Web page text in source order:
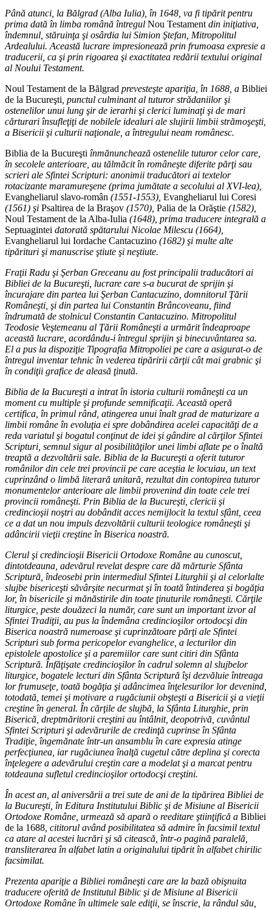
Până atunci, la Bălgrad (Alba Iulia), în 1648, va fi tipărit pentru
prima dată în limba română întregul Nou Testament din iniţiativa,
îndemnul, stăruinţa şi osârdia lui Simion Ştefan, Mitropolitul
Ardealului. Această lucrare impresionează prin frumoasa expresie a
traducerii, ca şi prin rigoarea şi exactitatea redării textului original
al Noului Testament.
Noul Testament de la Bălgrad prevesteşte apariţia, în 1688, a Bibliei
de la Bucureşti , punctul culminant al tuturor strădaniilor şi
ostenelilor unui lung şir de ierarhi şi clerici luminaţi şi de mari
cărturari însufleţiţi de nobilele idealuri ale slujirii limbii strămoşeşti,
a Bisericii şi culturii naţionale, a întregului neam românesc.
Biblia de la Bucureşti înmănunchează ostenelile tuturor celor care,
în secolele anterioare, au tălmăcit în româneşte diferite părţi sau
scrieri ale Sfintei Scripturi: anonimii traducători ai textelor
rotacizante maramureşene (prima jumătate a secolului al XVI-lea),
Evangheliarul slavo-român (1551-1553), Evangheliarul lui Coresi
(1561) şi Psaltirea de la Braşov (1570), Palia de la Orăştie (1582),
Noul Testament de la Alba-Iulia (1648), prima traducere integrală a
Septuagintei datorată spătarului Nicolae Milescu (1664),
Evangheliarul lui Iordache Cantacuzino (1682) şi multe alte
tipărituri şi manuscrise ştiute şi neştiute.
Fraţii Radu şi Şerban Greceanu au fost principalii traducători ai
Bibliei de la Bucureşti, lucrare care s-a bucurat de sprijin şi
încurajare din partea lui Şerban Cantacuzino, domnitorul Ţării
Româneşti, şi din partea lui Constantin Brâncoveanu, fiind
îndrumată de stolnicul Constantin Cantacuzino. Mitropolitul
Teodosie Veştemeanu al Ţării Româneşti a urmărit îndeaproape
această lucrare, acordându-i întregul sprijin şi binecuvântarea sa.
El a pus la dispoziţie Tipografia Mitropoliei pe care a asigurat-o de
întregul inventar tehnic în vederea tipăririi cărţii cât mai grabnic şi
în condiţii grafice de aleasă ţinută.
Biblia de la Bucureşti a intrat în istoria culturii româneşti ca un
moment cu multiple şi profunde semnificaţii. Această operă
certifica, în primul rând, atingerea unui înalt grad de maturizare a
limbii române în evoluţia ei spre dobândirea acelei capacităţi de a
reda variatul şi bogatul conţinut de idei şi gândire al cărţilor Sfintei
Scripturi, semnul sigur al posibilităţilor unei limbi aflate pe o înaltă
treaptă a dezvoltării sale. Biblia de la Bucureşti a oferit tuturor
românilor din cele trei provincii pe care aceştia le locuiau, un text
cuprinzând o limbă literară unitară, rezultat din contopirea tuturor
monumentelor anterioare ale limbii provenind din toate cele trei
provincii româneşti. Prin Biblia de la Bucureşti, clericii şi
credincioşii noştri au dobândit acces nemijlocit la textul sfânt, ceea
ce a dat un nou impuls dezvoltării culturii teologice româneşti şi
adâncirii vieţii creştine în Biserica noastră.
Clerul şi credincioşii Bisericii Ortodoxe Române au cunoscut,
dintotdeauna, adevărul revelat despre care dă mărturie Sfânta
Scriptură, îndeosebi prin intermediul Sfintei Liturghii şi al celorlalte
slujbe bisericeşti săvârşite necurmat şi în toată întinderea şi bogăţia
lor, în bisericile şi mănăstirile din toate ţinuturile româneşti. Cărţile
liturgice, peste douăzeci la număr, care sunt un important izvor al
Sfintei Tradiţii, au pus la îndemâna credincioşilor ortodocşi din
Biserica noastră numeroase şi cuprinzătoare părţi ale Sfintei
Scripturi sub forma pericopelor evanghelice, a lecturilor din
epistolele apostolice şi a paremiilor care sunt citiri din Sfânta
Scriptură. Înfăţişate credincioşilor în cadrul solemn al slujbelor
liturgice, bogatele lecturi din Sfânta Scriptură îşi dezvăluie întreaga
lor frumuseţe, toată bogăţia şi adâncimea înţelesurilor lor devenind,
totodată, temei şi motivare a rugăciunii obşteşti a Bisericii şi a vieţii
creştine în general. În cărţile de slujbă, la Sfânta Liturghie, prin
Biserică, dreptmăritorii creştini au întâlnit, deopotrivă, cuvântul
Sfintei Scripturi şi adevărurile de credinţă cuprinse în Sfânta
Tradiţie, îngemănate într-un ansamblu în care expresia atinge
perfecţiunea, iar rugăciunea înalţă cugetul către deplina şi corecta
înţelegere a adevărului creştin care a modelat şi a marcat pentru
totdeauna sufletul credincioşilor ortodocşi creştini.
În acest an, al aniversării a trei sute de ani de la tipărirea Bibliei de
la Bucureşti, în Editura Institutului Biblic şi de Misiune al Bisericii
Ortodoxe Române, urmează să apară o reeditare ştiinţifică a Bibliei
de la 1688 , cititorul având posibilitatea să admire în facsimil textul
ca atare al acestei lucrări şi să citească, într-o pagină paralelă,
transliterarea în alfabet latin a originalului tipărit în alfabet chirilic
facsimilat.
Prezenta apariţie a Bibliei româneşti care are la bază obişnuita
traducere oferită de Institutul Biblic şi de Misiune al Bisericii
Ortodoxe Române în ultimele sale ediţii, se înscrie, la rândul său,